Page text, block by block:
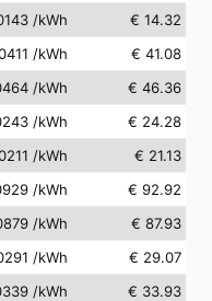
/kWh
€ 14.32
/kWh
€ 41.08
/kWh
€ 46.36
/kWh
€ 24.28
/kWh
€ 21.13
/kWh
€ 92.92
/kWh
€ 87.93
/kWh
€ 29.07
/kWh
€ 33.93